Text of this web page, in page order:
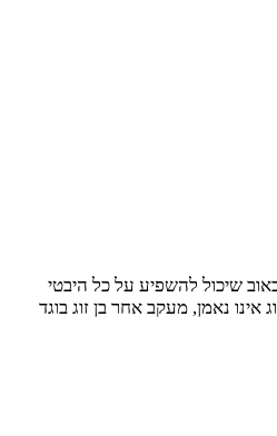
שיכול להשפיע על כל היבטי
נאמן, מעקב אחר בן זוג בוגד